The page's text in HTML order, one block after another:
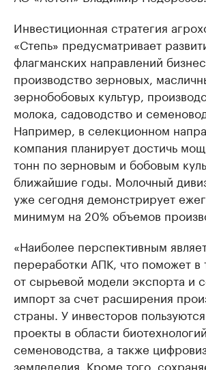
Инвестиционная стратегия
«Степь» предусматривает
флагманских направлений
производство зерновых,
зернобобовых культур,
молока, садоводство и
Например, в селекционном
компания планирует достичь
тонн по зерновым и бобовым
ближайшие годы. Молочный
уже сегодня демонстрирует
минимум на 20% объемов
«Наиболее перспективным
переработки АПК, что поможет в
от сырьевой модели экспорта и
импорт за счет расширения
страны. У инвесторов
проекты в области
семеноводства, а также
земледелия. Кроме того,